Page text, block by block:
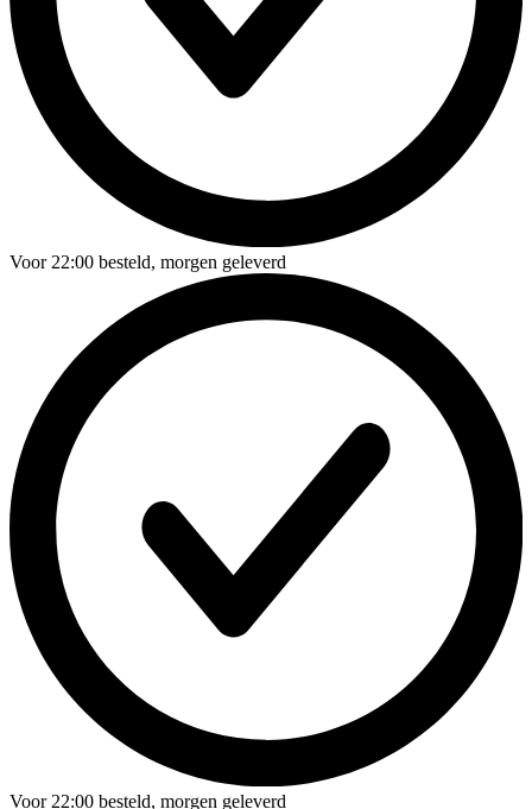
Voor22:00 besteld, morgen geleverd
Voor22:00 besteld, morgen geleverd